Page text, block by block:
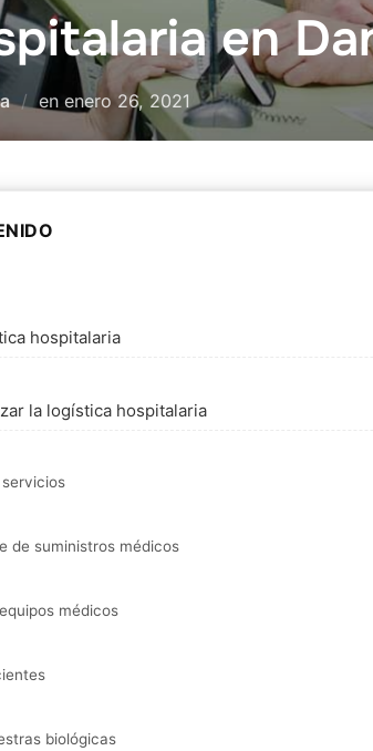
en
en Publicado
enero 26, 2021
hospitalaria
la logística hospitalaria
servicios
de suministros médicos
médicos
biológicas